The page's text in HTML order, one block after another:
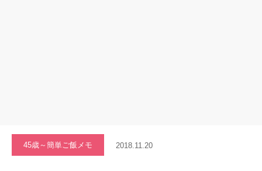
45歳～簡単ご飯メモ 2018.11.20